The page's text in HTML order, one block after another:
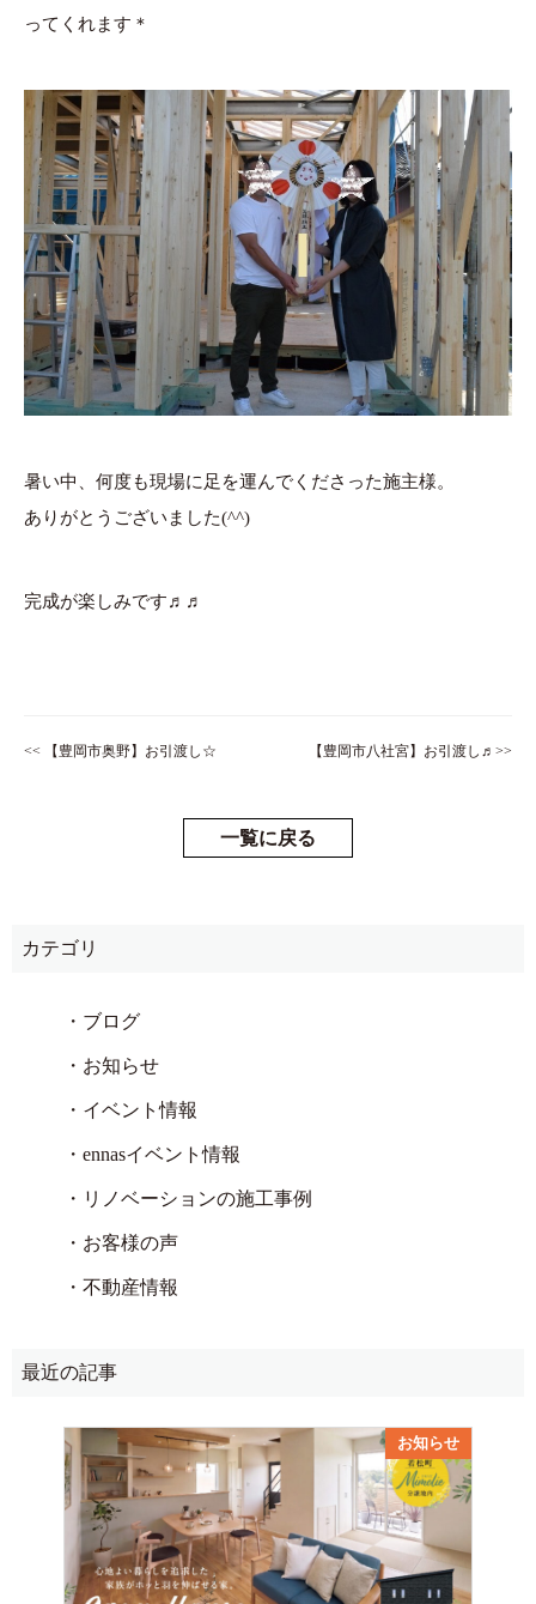
ってくれます＊
暑い中、何度も現場に足を運んでくださった施主様。
ありがとうございました(^^)
完成が楽しみです♬♬
<< 【豊岡市奥野】お引渡し☆ 【豊岡市八社宮】お引渡し♬>>
一覧に戻る
カテゴリ
・ブログ
・お知らせ
・イベント情報
・ennasイベント情報
・リノベーションの施工事例
・お客様の声
・不動産情報
最近の記事
お知らせ